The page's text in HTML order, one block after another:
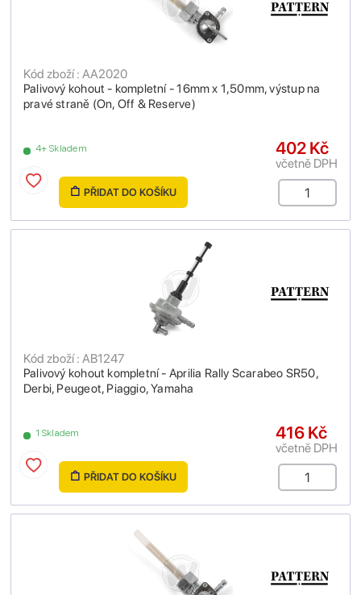
Palivový kohout - kompletní - 16mm x 1,50mm, výstup na
pravé straně (On, Off & Reserve)
Kód zboží : AA2020
4+ Skladem 402 Kč
včetně DPH
PŘIDAT DO KOŠÍKU
Palivový kohout kompletní - Aprilia Rally Scarabeo SR50,
Derbi, Peugeot, Piaggio, Yamaha
Kód zboží : AB1247
1 Skladem 416 Kč
včetně DPH
PŘIDAT DO KOŠÍKU